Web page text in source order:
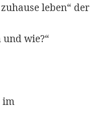
leben“ der
wie?“
im